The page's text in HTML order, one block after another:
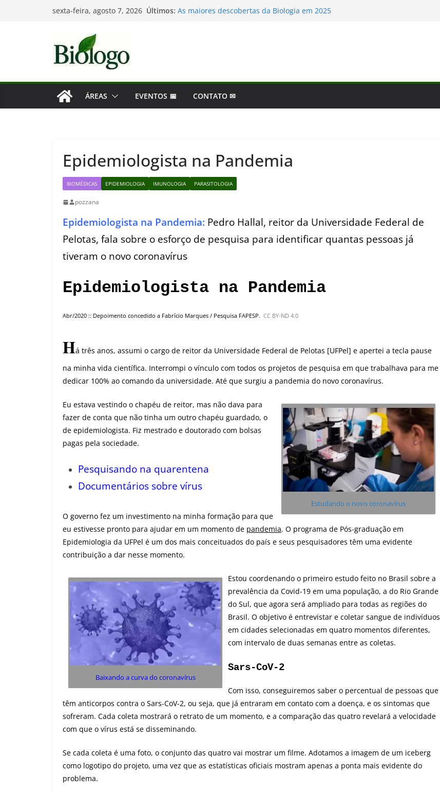
sexta-feira, agosto 7, 2026 Últimos: Mergulho na Biologia – por que a ciência é tão fascinante?
ÁREAS EVENTOS 📅 CONTATO ✉
Epidemiologista na Pandemia
BIOMÉDICAS EPIDEMIOLOGIA IMUNOLOGIA PARASITOLOGIA
pozzana
Epidemiologista na Pandemia: Pedro Hallal, reitor da Universidade Federal de
Pelotas, fala sobre o esforço de pesquisa para identificar quantas pessoas já
tiveram o novo coronavírus
Epidemiologista na Pandemia
Abr/2020 :: Depoimento concedido a Fabrício Marques / Pesquisa FAPESP. CC BY-ND 4.0
Há três anos, assumi o cargo de reitor da Universidade Federal de Pelotas [UFPel] e apertei a tecla pause
na minha vida científica. Interrompi o vínculo com todos os projetos de pesquisa em que trabalhava para me
dedicar 100% ao comando da universidade. Até que surgiu a pandemia do novo coronavírus.
Estudando o novo coronavírus
Eu estava vestindo o chapéu de reitor, mas não dava para
fazer de conta que não tinha um outro chapéu guardado, o
de epidemiologista. Fiz mestrado e doutorado com bolsas
pagas pela sociedade.
Pesquisando na quarentena
Documentários sobre vírus
O governo fez um investimento na minha formação para que
eu estivesse pronto para ajudar em um momento de pandemia. O programa de Pós-graduação em
Epidemiologia da UFPel é um dos mais conceituados do país e seus pesquisadores têm uma evidente
contribuição a dar nesse momento.
Baixando a curva do coronavírus
Estou coordenando o primeiro estudo feito no Brasil sobre a
prevalência da Covid-19 em uma população, a do Rio Grande
do Sul, que agora será ampliado para todas as regiões do
Brasil. O objetivo é entrevistar e coletar sangue de indivíduos
em cidades selecionadas em quatro momentos diferentes,
com intervalo de duas semanas entre as coletas.
Sars-CoV-2
Com isso, conseguiremos saber o percentual de pessoas que
têm anticorpos contra o Sars-CoV-2, ou seja, que já entraram em contato com a doença, e os sintomas que
sofreram. Cada coleta mostrará o retrato de um momento, e a comparação das quatro revelará a velocidade
com que o vírus está se disseminando.
Se cada coleta é uma foto, o conjunto das quatro vai mostrar um filme. Adotamos a imagem de um iceberg
como logotipo do projeto, uma vez que as estatísticas oficiais mostram apenas a ponta mais evidente do
problema.